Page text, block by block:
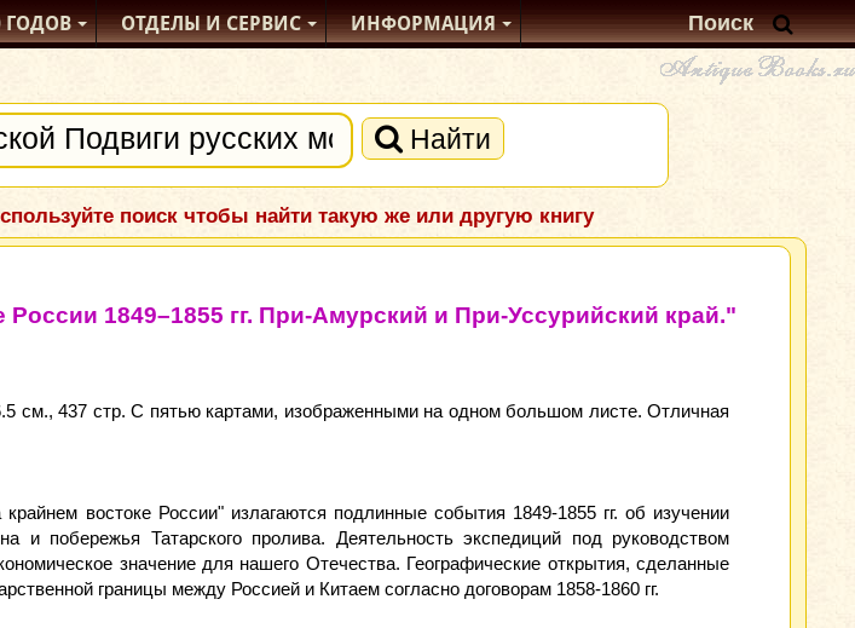
ГОДОВ ОТДЕЛЫИ СЕРВИС ИНФОРМАЦИЯ
Найти
поиск чтобы найти такую же или другую книгу
1849–1855 гг. При-Амурский и При-Уссурийский край."
см., 437 стр. С пятью картами, изображенными на одном большом листе. Отличная
востоке России" излагаются подлинные события 1849-1855 гг. об изучении
и побережья Татарского пролива. Деятельность экспедиций под руководством
значение для нашего Отечества. Географические открытия, сделанные
границы между Россией и Китаем согласно договорам 1858-1860 гг.